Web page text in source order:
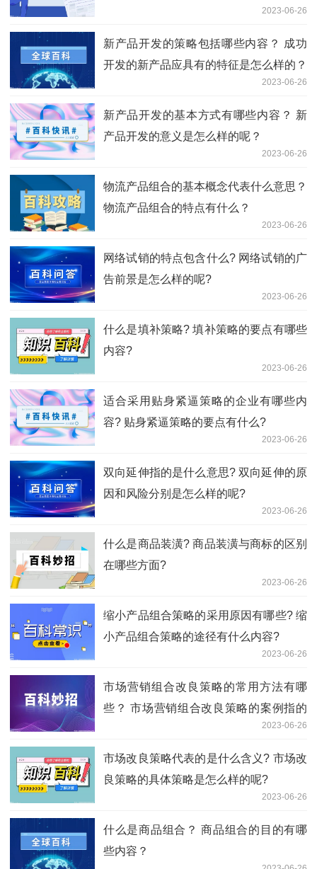
2023-06-26
新产品开发的策略包括哪些内容？ 成功
开发的新产品应具有的特征是怎么样的？
2023-06-26
新产品开发的基本方式有哪些内容？ 新
产品开发的意义是怎么样的呢？
2023-06-26
物流产品组合的基本概念代表什么意思？
物流产品组合的特点有什么？
2023-06-26
网络试销的特点包含什么? 网络试销的广
告前景是怎么样的呢?
2023-06-26
什么是填补策略? 填补策略的要点有哪些
内容?
2023-06-26
适合采用贴身紧逼策略的企业有哪些内
容? 贴身紧逼策略的要点有什么?
2023-06-26
双向延伸指的是什么意思? 双向延伸的原
因和风险分别是怎么样的呢?
2023-06-26
什么是商品装潢? 商品装潢与商标的区别
在哪些方面?
2023-06-26
缩小产品组合策略的采用原因有哪些? 缩
小产品组合策略的途径有什么内容?
2023-06-26
市场营销组合改良策略的常用方法有哪
些？ 市场营销组合改良策略的案例指的
2023-06-26
市场改良策略代表的是什么含义? 市场改
良策略的具体策略是怎么样的呢?
2023-06-26
什么是商品组合？ 商品组合的目的有哪
些内容？